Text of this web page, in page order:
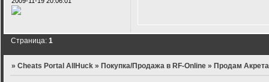
Страница:1
»Cheats Portal AllHuck » Покупка/Продажа в RF-Online » Продам Акрета